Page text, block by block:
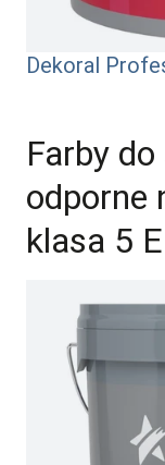
Dekoral
Farby
odporne
klasa 5